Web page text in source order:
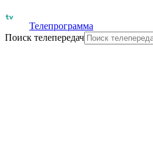
Телепрограмма
Поиск телепередач